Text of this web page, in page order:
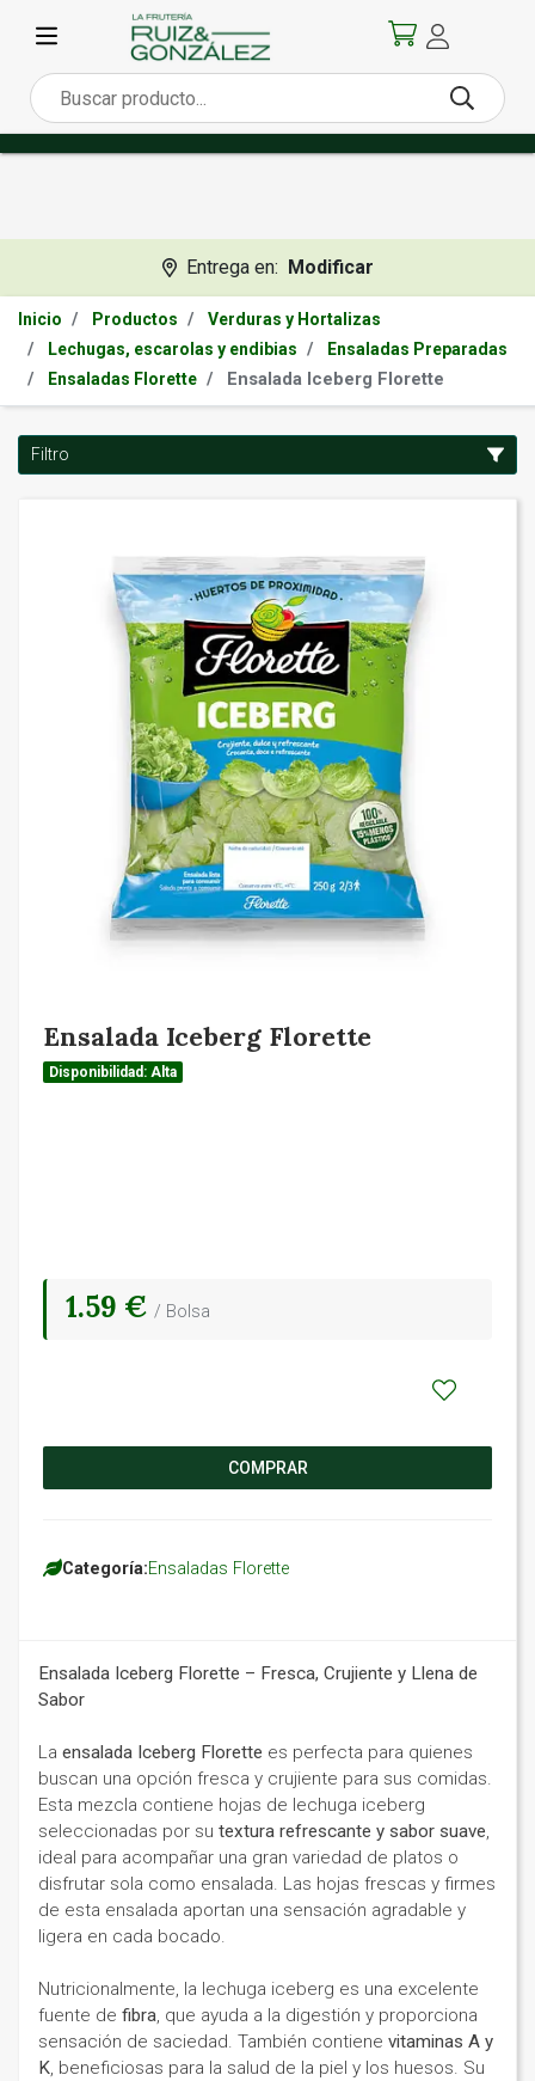
Entrega en: Modificar
Inicio Productos
Verduras y Hortalizas
Lechugas, escarolas y endibias
Ensaladas Preparadas
Ensaladas Florette
Ensalada Iceberg Florette
Filtro
Ensalada Iceberg Florette
Disponibilidad: Alta
1.59 € / Bolsa
COMPRAR
Categoría:Ensaladas Florette
Ensalada Iceberg Florette – Fresca, Crujiente y Llena de
Sabor
La ensalada Iceberg Florette es perfecta para quienes
buscan una opción fresca y crujiente para sus comidas.
Esta mezcla contiene hojas de lechuga iceberg
seleccionadas por su textura refrescante y sabor suave,
ideal para acompañar una gran variedad de platos o
disfrutar sola como ensalada. Las hojas frescas y firmes
de esta ensalada aportan una sensación agradable y
ligera en cada bocado.
Nutricionalmente, la lechuga iceberg es una excelente
fuente de fibra, que ayuda a la digestión y proporciona
sensación de saciedad. También contiene vitaminas A y
K, beneficiosas para la salud de la piel y los huesos. Su